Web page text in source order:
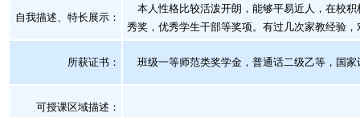
自我描述、特长展示 ：
本人性格比较活泼开朗，能够平易近人，在校
秀奖，优秀学生干部等奖项。有过几次家教经验
所获证书 ： 班级一等师范类奖学金，普通话二级乙等，国家
可授课区域描述：